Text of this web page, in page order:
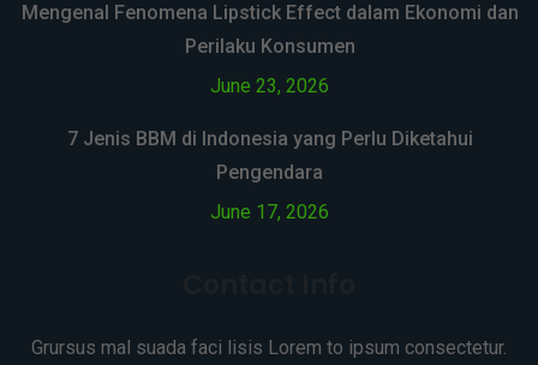
Mengenal Fenomena Lipstick Effect dalam Ekonomi dan
Perilaku Konsumen
June 23, 2026
7 Jenis BBM di Indonesia yang Perlu Diketahui
Pengendara
June 17, 2026
Grursus mal suada faci lisis Lorem to ipsum consectetur.